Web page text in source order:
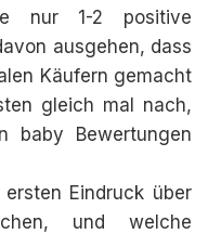
nur 1-2 positive
ausgehen, dass
Käufern gemacht
gleich mal nach,
baby Bewertungen
Eindruck über
und welche